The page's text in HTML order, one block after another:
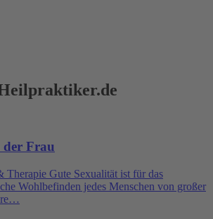
der Frau
Therapie Gute Sexualität ist für das
Wohlbefinden jedes Menschen von großer